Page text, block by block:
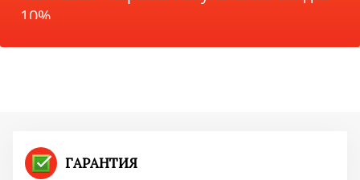
10%
ПОВЫШЕНИЕ ЦЕН
ГАРАНТИЯ